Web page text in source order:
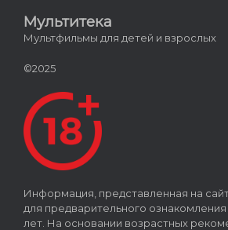
Мультитека
Мультфильмы для детей и взрослых
©2025
Информация, представленная на
для предварительного
лет. На основании возрастных